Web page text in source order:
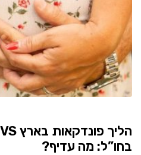
בחו”ל: מה עדיף?